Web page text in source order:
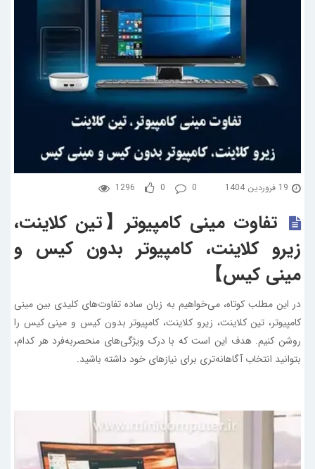
19 فروردین 1404 1296 0 0
تفاوت مینی کامپیوتر【تین کلاینت،
زیرو کلاینت، کامپیوتر بدون کیس و
مینی کیس】
در این مطلب کوتاه، می‌خواهیم به زبان ساده تفاوت‌های کلیدی بین مینی
کامپیوتر، تین کلاینت، زیرو کلاینت، کامپیوتر بدون کیس و مینی کیس را
روشن کنیم. هدف این است که با درک ویژگی‌های منحصربه‌فرد هر کدام،
بتوانید انتخاب آگاهانه‌تری برای نیازهای خود داشته باشید.